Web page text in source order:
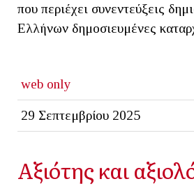
που περιέχει συνεντεύξεις
Ελλήνων δημοσιευμένες
web only
29 Σεπτεμβρίου 2025
Αξιότης και